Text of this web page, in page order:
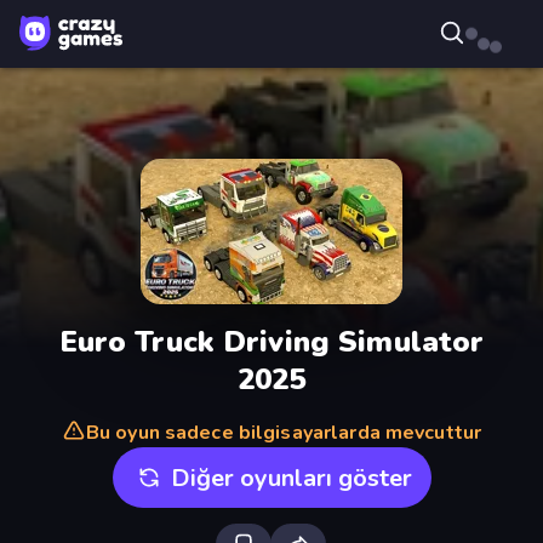
Euro Truck Driving Simulator
2025
Bu oyun sadece bilgisayarlarda mevcuttur
Diğer oyunları göster